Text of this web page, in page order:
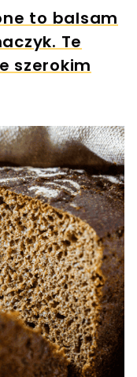
to balsam
Te
szerokim